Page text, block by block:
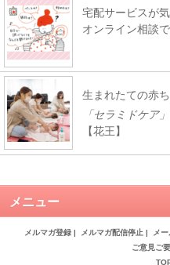
宅配サービスが
オンライン相談
生まれたての赤
「セラミドケア」
【花王】
メニュー
メルマガ登録 | メルマガ配信停止 | メ
ご意見ご